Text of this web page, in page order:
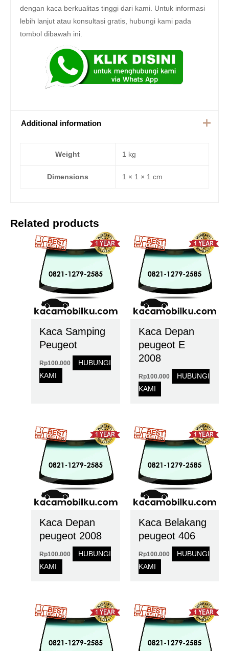
dengan kaca berkualitas tinggi dari kami. Untuk informasi
lebih lanjut atau konsultasi gratis, hubungi kami pada
tombol dibawah ini.
Additional information
Weight 1 kg
Dimensions 1 × 1 × 1 cm
Related products
Kaca Samping
Peugeot
Rp100.000
HUBUNGI
KAMI
Kaca Depan
peugeot E
2008
Rp100.000
HUBUNGI
KAMI
Kaca Depan
peugeot 2008
Rp100.000
HUBUNGI
KAMI
Kaca Belakang
peugeot 406
Rp100.000
HUBUNGI
KAMI